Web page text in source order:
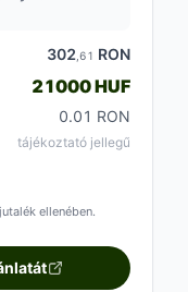
302 ,61 RON
21000 HUF
0.01 RON
tájékoztató jellegű
ellenében.